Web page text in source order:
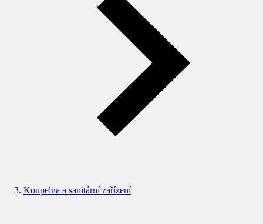
Koupelna a sanitární zařízení